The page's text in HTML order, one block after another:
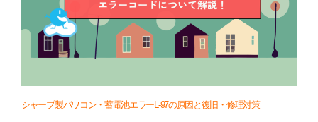
シャープ製パワコン・蓄電池エラーL-97の原因と復旧・修理対策